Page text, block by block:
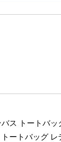
ス トートバ
ートバッグ